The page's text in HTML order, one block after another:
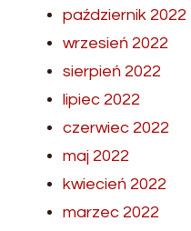
październik 2022
wrzesień 2022
sierpień 2022
lipiec 2022
czerwiec 2022
maj 2022
kwiecień 2022
marzec 2022